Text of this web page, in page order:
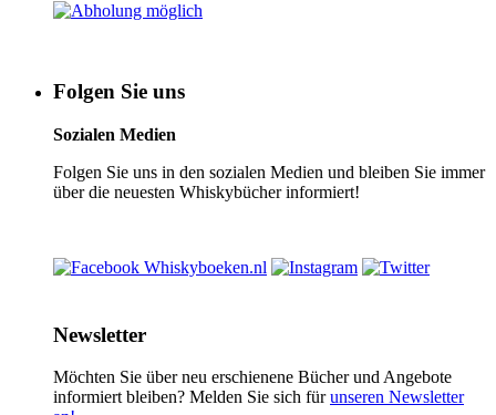
Folgen Sie uns
Sozialen Medien
Folgen Sie uns in den sozialen Medien und bleiben Sie immer
über die neuesten Whiskybücher informiert!
Newsletter
Möchten Sie über neu erschienene Bücher und Angebote
informiert bleiben? Melden Sie sich fürunseren Newsletter